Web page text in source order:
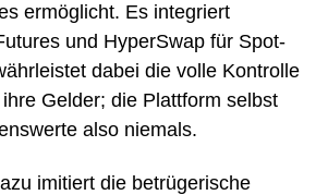
ermöglicht. Es integriert
und HyperSwap für Spot-
dabei die volle Kontrolle
Gelder; die Plattform selbst
also niemals.
imitiert die betrügerische